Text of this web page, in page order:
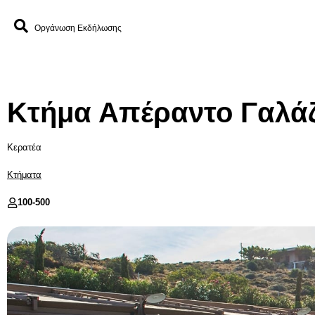
Οργάνωση Εκδήλωσης
Κτήμα Απέραντο
Κερατέα
Κτήματα
100-500